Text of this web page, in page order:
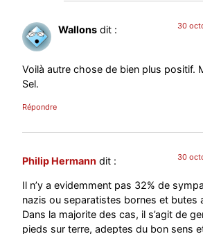
Wallons dit : 30
Voilà autre chose de bien plus positif.
Sel.
Répondre
Philip Hermann dit : 30
Il n’y a evidemment pas 32% de
nazis ou separatistes bornes et butes
Dans la majorite des cas, il s’agit de
pieds sur terre, adeptes du bon sens